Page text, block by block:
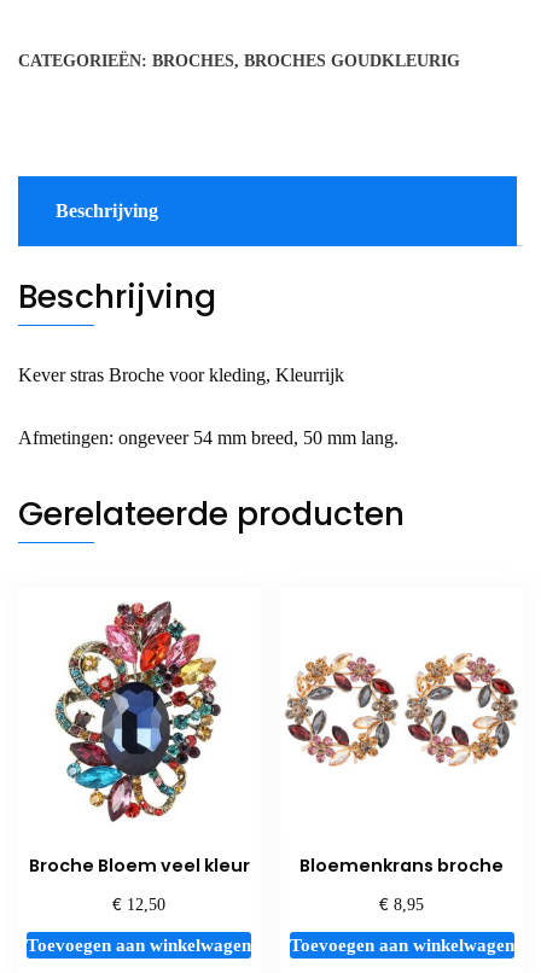
CATEGORIEËN: BROCHES, BROCHES GOUDKLEURIG
Beschrijving
Beschrijving
Kever stras Broche voor kleding, Kleurrijk
Afmetingen: ongeveer 54 mm breed, 50 mm lang.
Gerelateerde producten
Broche Bloem veel kleur
€ 12,50
Toevoegen aan winkelwagen
Bloemenkrans broche
€ 8,95
Toevoegen aan winkelwagen